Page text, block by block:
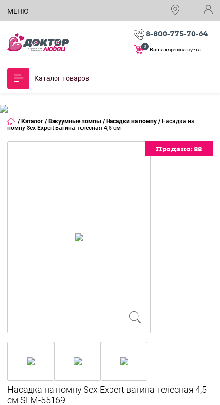
МЕНЮ
8-800-775-70-64
Ваша корзина пуста
0
Каталог товаров
/ Каталог / Вакуумные помпы / Насадки на помпу / Насадка на
помпу Sex Expert вагина телесная 4,5 см
Продано: 88
Продано: 88
Продано: 88